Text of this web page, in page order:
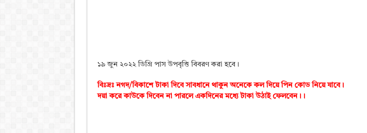
১৯ জুন ২০২২ ডিগ্রি পাস উপবৃত্তি বিবরণ করা হবে।
বিঃদ্রঃ নগদ/বিকাশে টাকা দিবে সাবধানে থাকুন অনেকে কল দিয়ে পিন কোড নিয়ে যাবে।
দয়া করে কাউকে দিবেন না পারলে একদিনের মধ্যে টাকা উঠাই ফেলবেন।।